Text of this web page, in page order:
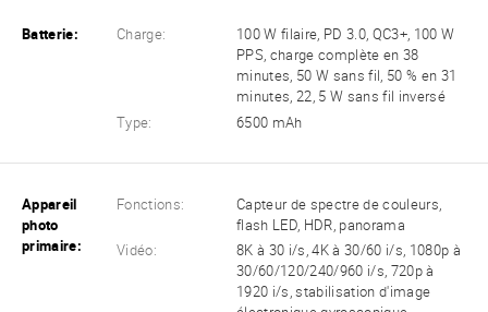
Batterie: Charge:
100 W filaire, PD 3.0, QC3+, 100 W
PPS, charge complète en 38
minutes, 50 W sans fil, 50 % en 31
minutes, 22, 5 W sans fil inversé
Type:
6500 mAh
Appareil
photo
primaire:
Fonctions:
Capteur de spectre de couleurs,
flash LED, HDR, panorama
Vidéo:
8K à 30 i/s, 4K à 30/60 i/s, 1080p à
30/60/120/240/960 i/s, 720p à
1920 i/s, stabilisation d'image